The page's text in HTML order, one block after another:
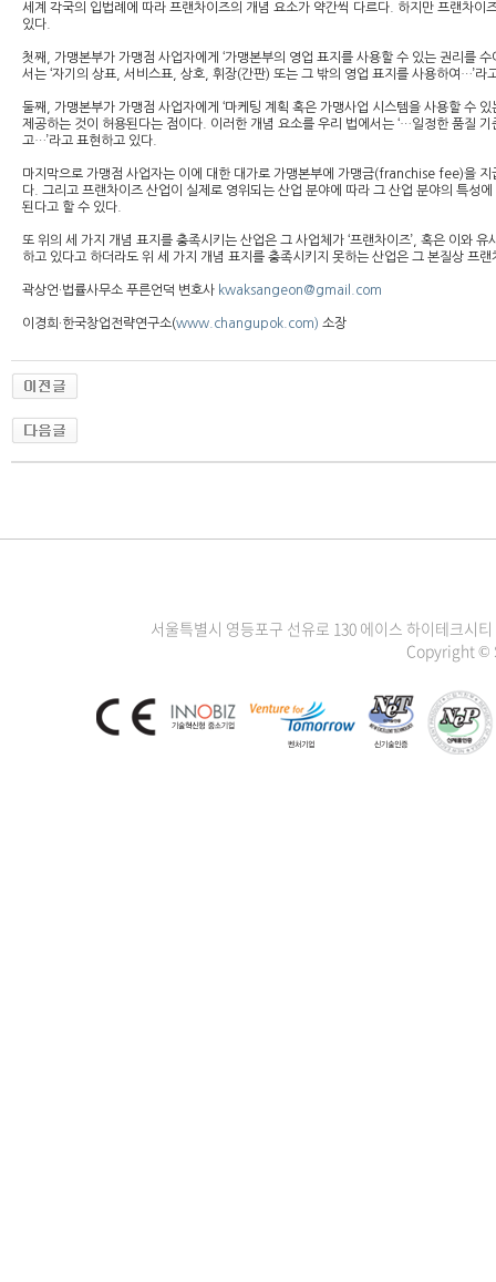
세계 각국의 입법례에 따라 프랜차이즈의 개념 요소가 약간씩 다르다. 하지만 프랜차
있다.
첫째, 가맹본부가 가맹점 사업자에게 ‘가맹본부의 영업 표지를 사용할 수 있는 권리를
서는 ‘자기의 상표, 서비스표, 상호, 휘장(간판) 또는 그 밖의 영업 표지를 사용하여…’라
둘째, 가맹본부가 가맹점 사업자에게 ‘마케팅 계획 혹은 가맹사업 시스템을 사용할 수
제공하는 것이 허용된다는 점이다. 이러한 개념 요소를 우리 법에서는 ‘…일정한 품질
고…’라고 표현하고 있다.
마지막으로 가맹점 사업자는 이에 대한 대가로 가맹본부에 가맹금(franchise fee)을
다. 그리고 프랜차이즈 산업이 실제로 영위되는 산업 분야에 따라 그 산업 분야의 특성
된다고 할 수 있다.
또 위의 세 가지 개념 표지를 충족시키는 산업은 그 사업체가 ‘프랜차이즈’, 혹은 이와
하고 있다고 하더라도 위 세 가지 개념 표지를 충족시키지 못하는 산업은 그 본질상 프
곽상언·법률사무소 푸른언덕 변호사 kwaksangeon@gmail.com
이경희·한국창업전략연구소(www.changupok.com) 소장
서울특별시 영등포구 선유로 130 에이스 하이테크시
Copyright ©